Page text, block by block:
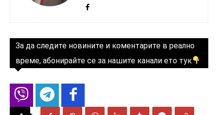
За да следите новините и коментарите в реално
време, абонирайте се за нашите канали ето тук